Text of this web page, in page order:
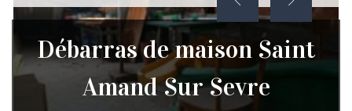
Débarras de maison Saint
Amand Sur Sevre